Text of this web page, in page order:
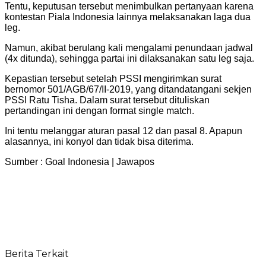
Tentu, keputusan tersebut menimbulkan pertanyaan karena
kontestan Piala Indonesia lainnya melaksanakan laga dua
leg.
Namun, akibat berulang kali mengalami penundaan jadwal
(4x ditunda), sehingga partai ini dilaksanakan satu leg saja.
Kepastian tersebut setelah PSSI mengirimkan surat
bernomor 501/AGB/67/II-2019, yang ditandatangani sekjen
PSSI Ratu Tisha. Dalam surat tersebut dituliskan
pertandingan ini dengan format single match.
Ini tentu melanggar aturan pasal 12 dan pasal 8. Apapun
alasannya, ini konyol dan tidak bisa diterima.
Sumber : Goal Indonesia | Jawapos
Berita Terkait